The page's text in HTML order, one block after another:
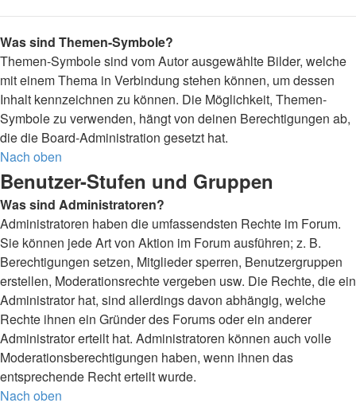
Was sind Themen-Symbole?
Themen-Symbole sind vom Autor ausgewählte Bilder, welche
mit einem Thema in Verbindung stehen können, um dessen
Inhalt kennzeichnen zu können. Die Möglichkeit, Themen-
Symbole zu verwenden, hängt von deinen Berechtigungen ab,
die die Board-Administration gesetzt hat.
Nach oben
Benutzer-Stufen und Gruppen
Was sind Administratoren?
Administratoren haben die umfassendsten Rechte im Forum.
Sie können jede Art von Aktion im Forum ausführen; z. B.
Berechtigungen setzen, Mitglieder sperren, Benutzergruppen
erstellen, Moderationsrechte vergeben usw. Die Rechte, die ein
Administrator hat, sind allerdings davon abhängig, welche
Rechte ihnen ein Gründer des Forums oder ein anderer
Administrator erteilt hat. Administratoren können auch volle
Moderationsberechtigungen haben, wenn ihnen das
entsprechende Recht erteilt wurde.
Nach oben